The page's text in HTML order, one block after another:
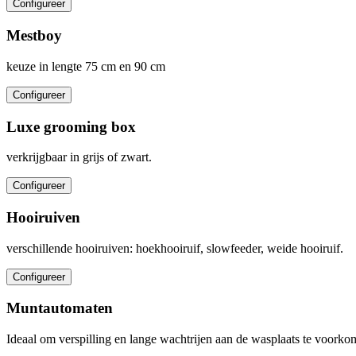
Configureer
Mestboy
keuze in lengte 75 cm en 90 cm
Configureer
Luxe grooming box
verkrijgbaar in grijs of zwart.
Configureer
Hooiruiven
verschillende hooiruiven: hoekhooiruif, slowfeeder, weide hooiruif.
Configureer
Muntautomaten
Ideaal om verspilling en lange wachtrijen aan de wasplaats te